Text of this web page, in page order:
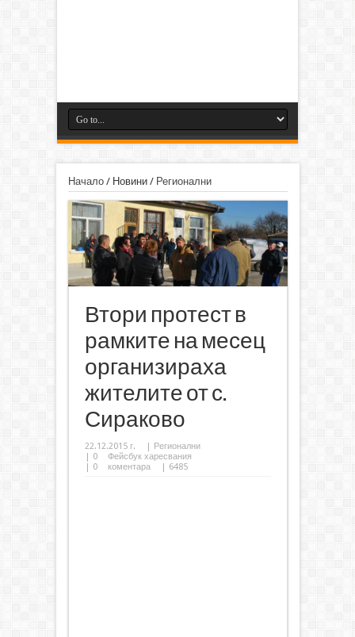
Начало/ Новини/ Регионални
Втори протест в
рамките на месец
организираха
жителите от с.
Сираково
22.12.2015 г.
Регионални
0
Фейсбук харесвания
0 коментара | 6485